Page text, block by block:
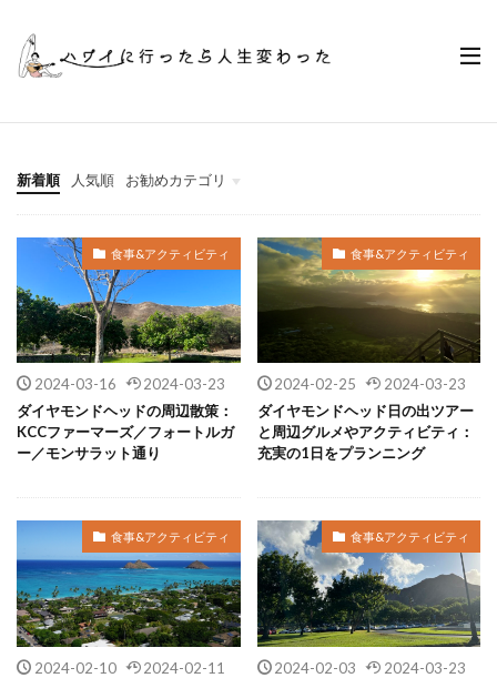
新着順 人気順 お勧めカテゴリ
ハワイ旅行のモデルプラン
出発準備
食事&アクティビティ
ハワイの移動手段
ハワイフードレシピ
食事&アクティビティ
2024-03-16
2024-03-23
ダイヤモンドヘッドの周辺散策：
KCCファーマーズ／フォートルガ
ー／モンサラット通り
食事&アクティビティ
2024-02-25
2024-03-23
ダイヤモンドヘッド日の出ツアー
と周辺グルメやアクティビティ：
充実の1日をプランニング
食事&アクティビティ
2024-02-10
2024-02-11
食事&アクティビティ
2024-02-03
2024-03-23